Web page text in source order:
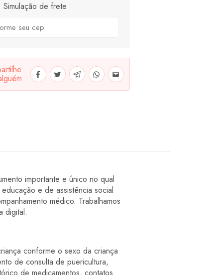
Simulação de frete
importante e único no qual
e de assistência social
médico. Trabalhamos
digital.
conforme o sexo da criança
de consulta de puericultura,